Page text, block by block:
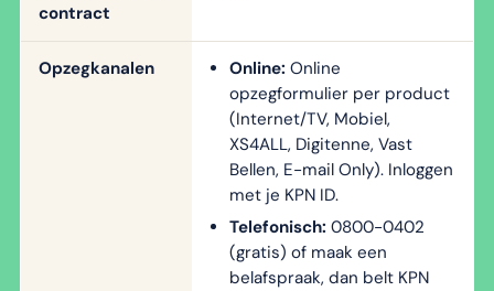
contract
Opzegkanalen Online: Online
opzegformulier per product
(Internet/TV, Mobiel,
XS4ALL, Digitenne, Vast
Bellen, E-mail Only). Inloggen
met je KPN ID.
Telefonisch: 0800-0402
(gratis) of maak een
belafspraak, dan belt KPN